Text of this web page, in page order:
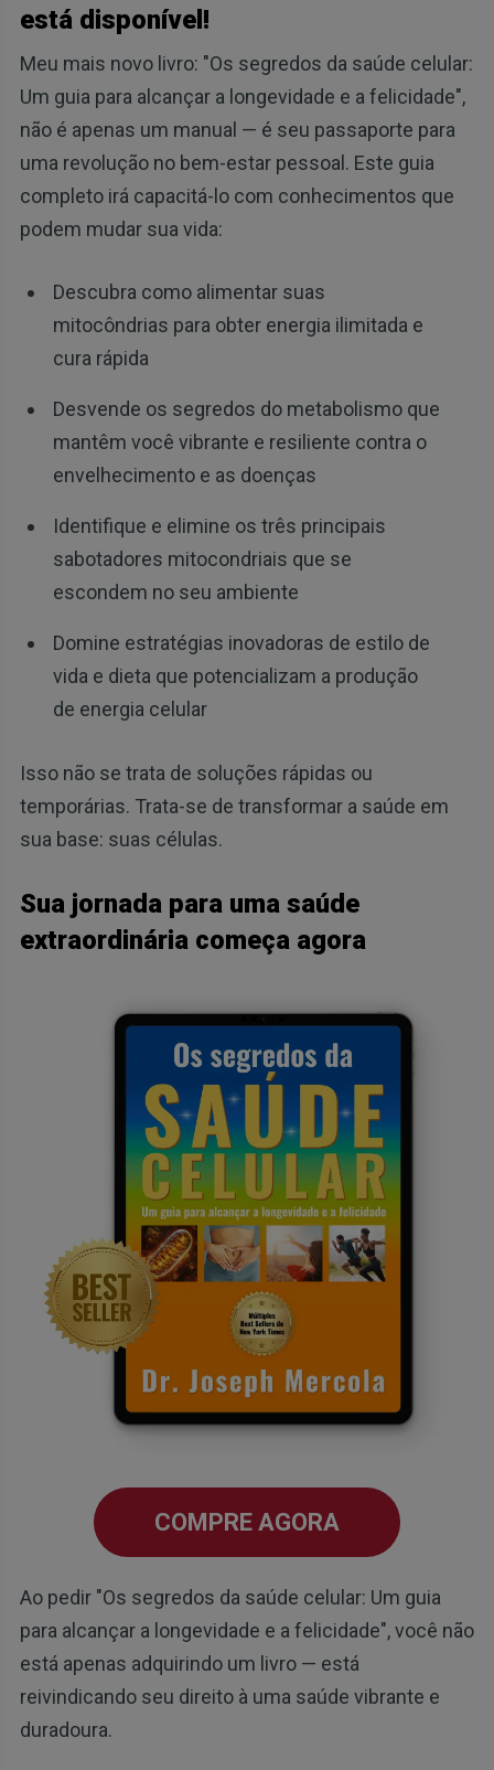
está disponível!
Meu mais novo livro: "Os segredos da saúde celular:
Um guia para alcançar a longevidade e a felicidade",
não é apenas um manual — é seu passaporte para
uma revolução no bem-estar pessoal. Este guia
completo irá capacitá-lo com conhecimentos que
podem mudar sua vida:
Descubra como alimentar suas
mitocôndrias para obter energia ilimitada e
cura rápida
Desvende os segredos do metabolismo que
mantêm você vibrante e resiliente contra o
envelhecimento e as doenças
Identifique e elimine os três principais
sabotadores mitocondriais que se
escondem no seu ambiente
Domine estratégias inovadoras de estilo de
vida e dieta que potencializam a produção
de energia celular
Isso não se trata de soluções rápidas ou
temporárias. Trata-se de transformar a saúde em
sua base: suas células.
Sua jornada para uma saúde
extraordinária começa agora
COMPRE AGORA
Ao pedir "Os segredos da saúde celular: Um guia
para alcançar a longevidade e a felicidade", você não
está apenas adquirindo um livro — está
reivindicando seu direito à uma saúde vibrante e
duradoura.